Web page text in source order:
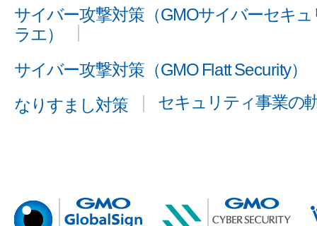
サイバー攻撃対策（GMOサイバーセキ
ラエ）
サイバー攻撃対策（GMO Flatt Security）
なりすまし対策
セキュリティ事業の